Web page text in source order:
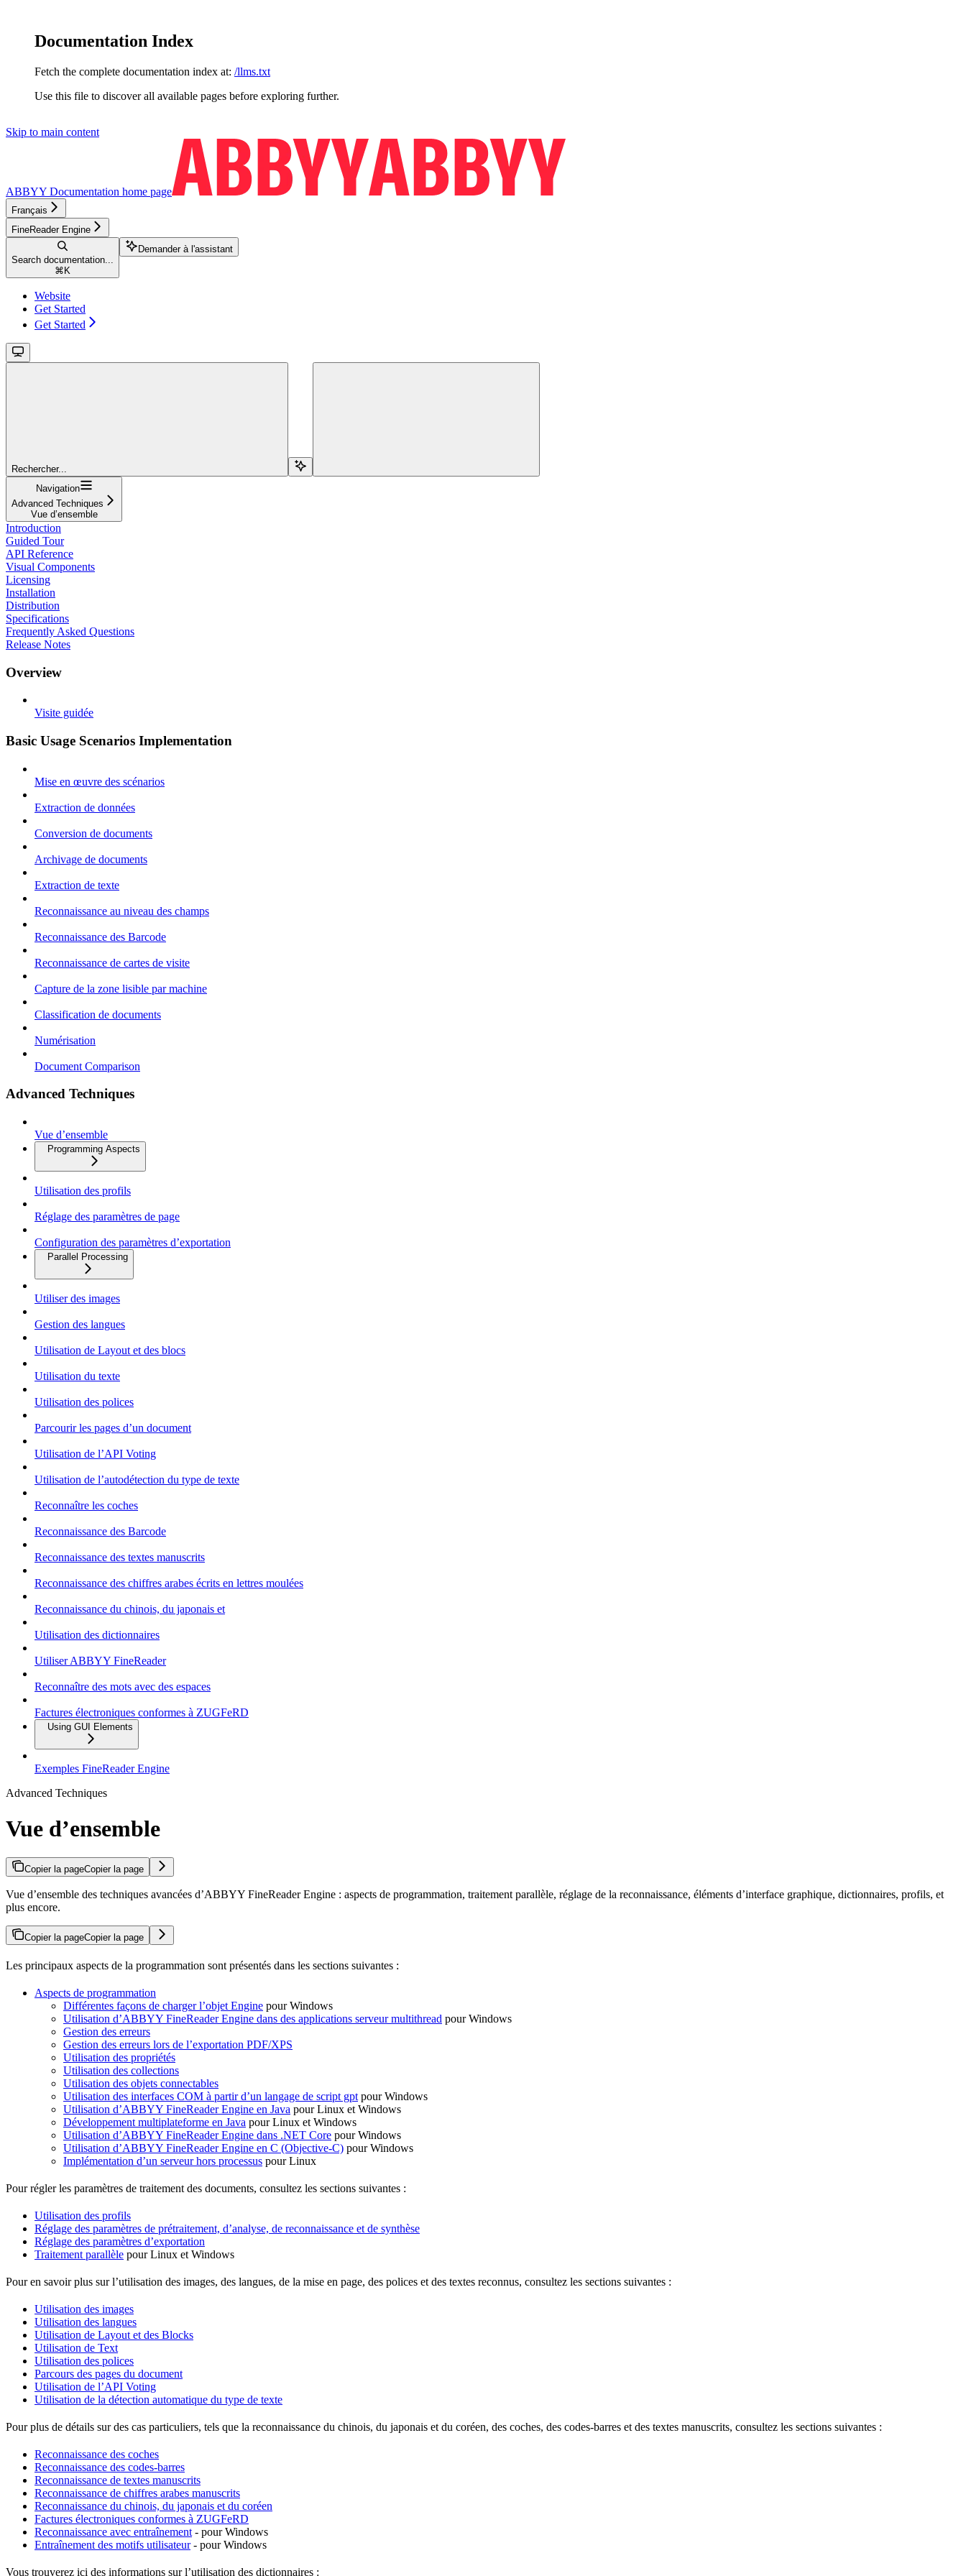
Documentation Index
Fetch the complete documentation index at: /llms.txt
Use this file to discover all available pages before exploring further.
Skip to main content
ABBYY Documentation home page
Français
FineReader Engine
Search documentation...
⌘ K
Demander à l'assistant
Website
Get Started
Get Started
Rechercher...
Navigation
Advanced Techniques
Vue d’ensemble
Introduction
Guided Tour
API Reference
Visual Components
Licensing
Installation
Distribution
Specifications
Frequently Asked Questions
Release Notes
Overview
Visite guidée
Basic Usage Scenarios Implementation
Mise en œuvre des scénarios
Extraction de données
Conversion de documents
Archivage de documents
Extraction de texte
Reconnaissance au niveau des champs
Reconnaissance des Barcode
Reconnaissance de cartes de visite
Capture de la zone lisible par machine
Classification de documents
Numérisation
Document Comparison
Advanced Techniques
Vue d’ensemble
Programming Aspects
Utilisation des profils
Réglage des paramètres de page
Configuration des paramètres d’exportation
Parallel Processing
Utiliser des images
Gestion des langues
Utilisation de Layout et des blocs
Utilisation du texte
Utilisation des polices
Parcourir les pages d’un document
Utilisation de l’API Voting
Utilisation de l’autodétection du type de texte
Reconnaître les coches
Reconnaissance des Barcode
Reconnaissance des textes manuscrits
Reconnaissance des chiffres arabes écrits en lettres moulées
Reconnaissance du chinois, du japonais et
Utilisation des dictionnaires
Utiliser ABBYY FineReader
Reconnaître des mots avec des espaces
Factures électroniques conformes à ZUGFeRD
Using GUI Elements
Exemples FineReader Engine
Advanced Techniques
Vue d’ensemble
Copier la pageCopier la page
Vue d’ensemble des techniques avancées d’ABBYY FineReader Engine : aspects de programmation, traitement parallèle, réglage de la reconnaissance, éléments d’interface graphique, dictionnaires, profils, et
plus encore.
Copier la pageCopier la page
Les principaux aspects de la programmation sont présentés dans les sections suivantes :
Aspects de programmation
Différentes façons de charger l’objet Engine pour Windows
Utilisation d’ABBYY FineReader Engine dans des applications serveur multithread pour Windows
Gestion des erreurs
Gestion des erreurs lors de l’exportation PDF/XPS
Utilisation des propriétés
Utilisation des collections
Utilisation des objets connectables
Utilisation des interfaces COM à partir d’un langage de script gpt pour Windows
Utilisation d’ABBYY FineReader Engine en Java pour Linux et Windows
Développement multiplateforme en Java pour Linux et Windows
Utilisation d’ABBYY FineReader Engine dans .NET Core pour Windows
Utilisation d’ABBYY FineReader Engine en C (Objective-C) pour Windows
Implémentation d’un serveur hors processus pour Linux
Pour régler les paramètres de traitement des documents, consultez les sections suivantes :
Utilisation des profils
Réglage des paramètres de prétraitement, d’analyse, de reconnaissance et de synthèse
Réglage des paramètres d’exportation
Traitement parallèle pour Linux et Windows
Pour en savoir plus sur l’utilisation des images, des langues, de la mise en page, des polices et des textes reconnus, consultez les sections suivantes :
Utilisation des images
Utilisation des langues
Utilisation de Layout et des Blocks
Utilisation de Text
Utilisation des polices
Parcours des pages du document
Utilisation de l’API Voting
Utilisation de la détection automatique du type de texte
Pour plus de détails sur des cas particuliers, tels que la reconnaissance du chinois, du japonais et du coréen, des coches, des codes-barres et des textes manuscrits, consultez les sections suivantes :
Reconnaissance des coches
Reconnaissance des codes-barres
Reconnaissance de textes manuscrits
Reconnaissance de chiffres arabes manuscrits
Reconnaissance du chinois, du japonais et du coréen
Factures électroniques conformes à ZUGFeRD
Reconnaissance avec entraînement - pour Windows
Entraînement des motifs utilisateur- pour Windows
Vous trouverez ici des informations sur l’utilisation des dictionnaires :